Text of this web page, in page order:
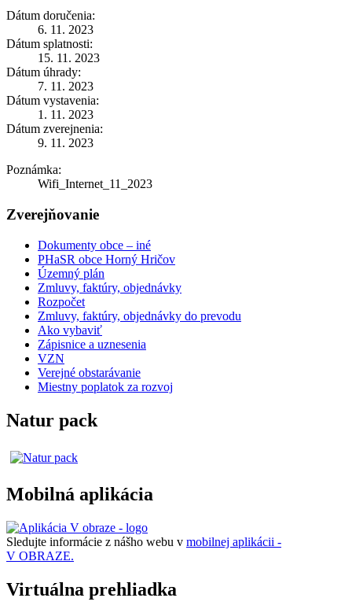
Dátum doručenia:
6. 11. 2023
Dátum splatnosti:
15. 11. 2023
Dátum úhrady:
7. 11. 2023
Dátum vystavenia:
1. 11. 2023
Dátum zverejnenia:
9. 11. 2023
Poznámka:
Wifi_Internet_11_2023
Zverejňovanie
Dokumenty obce – iné
PHaSR obce Horný Hričov
Územný plán
Zmluvy, faktúry, objednávky
Rozpočet
Zmluvy, faktúry, objednávky do prevodu
Ako vybaviť
Zápisnice a uznesenia
VZN
Verejné obstarávanie
Miestny poplatok za rozvoj
Natur pack
Mobilná aplikácia
Sledujte informácie z nášho webu v mobilnej aplikácii -
V OBRAZE.
Virtuálna prehliadka